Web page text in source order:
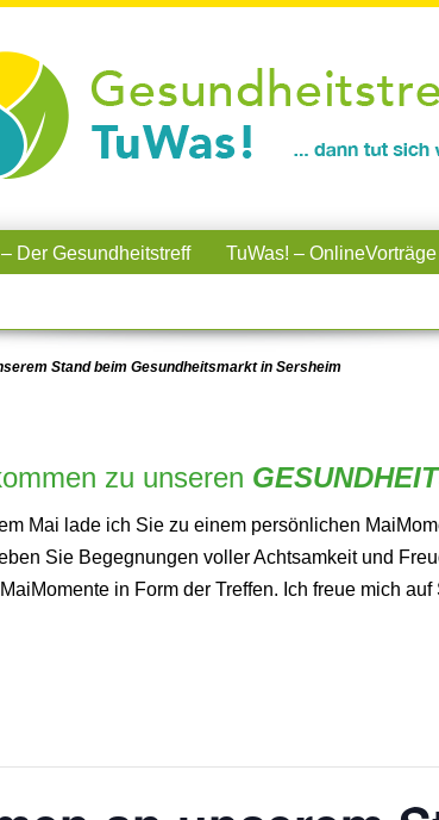
Der Gesundheitstreff TuWas! – OnlineVorträge
Stand beim Gesundheitsmarkt in Sersheim
zu unseren
Mai lade ich Sie zu einem persönlichen
Sie Begegnungen voller Achtsamkeit und
in Form der Treffen. Ich freue mich auf